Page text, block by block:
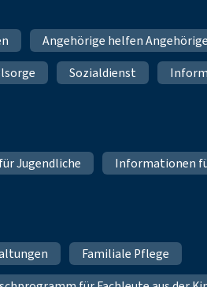
Angehörige helfen
Sozialdienst
Jugendliche Informationen
Familiale Pflege